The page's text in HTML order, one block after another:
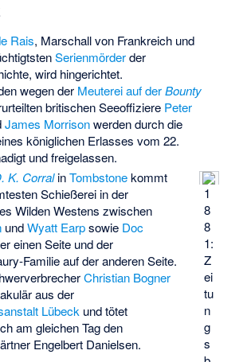
Rais, Marschall von Frankreich und
Serienmörderder
wird hingerichtet.
wegen der Meuterei auf derBounty
britischen Seeoffiziere Peter
James Morrisonwerden durch die
königlichen Erlasses vom 22.
und freigelassen.
1
8
8
1:
Z
ei
tu
n
g
s
K. CorralinTombstonekommt
Schießerei in der
Wilden Westens zwischen
undWyatt Earpsowie Doc
einen Seite und der
Familie auf der anderen Seite.
Christian Bogner
aus der
Lübeckund tötet
am gleichen Tag den
Engelbert Danielsen.